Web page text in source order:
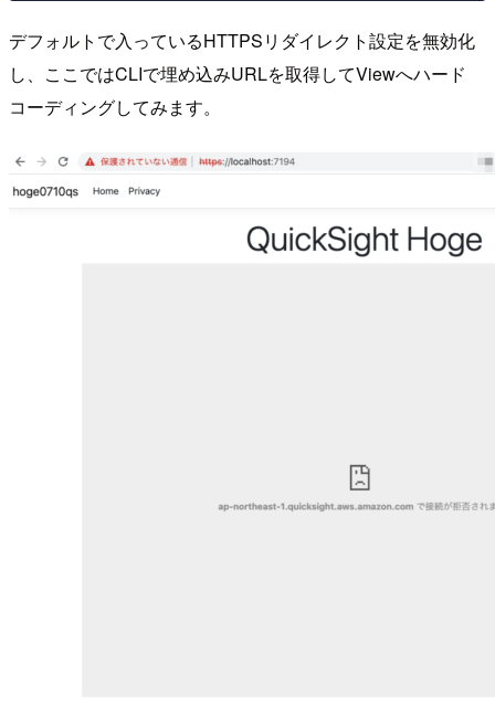
デフォルトで入っているHTTPSリダイレクト設定を無効化
し、ここではCLIで埋め込みURLを取得してViewへハード
コーディングしてみます。